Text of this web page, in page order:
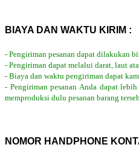
BIAYA DAN WAKTU KIRIM :
- Pengiriman pesanan dapat dilakukan
- Pengiriman dapat melalui darat, laut
- Biaya dan waktu pengiriman dapat
- Pengiriman pesanan Anda dapat
memproduksi dulu pesanan barang
NOMOR HANDPHONE